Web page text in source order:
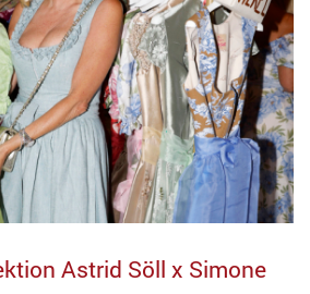
Astrid Söll x Simone